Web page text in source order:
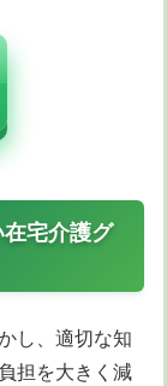
宅介護グ
し、適切な知
担を大きく減